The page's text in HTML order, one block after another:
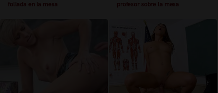
follada en la mesa
profesor sobre la mesa